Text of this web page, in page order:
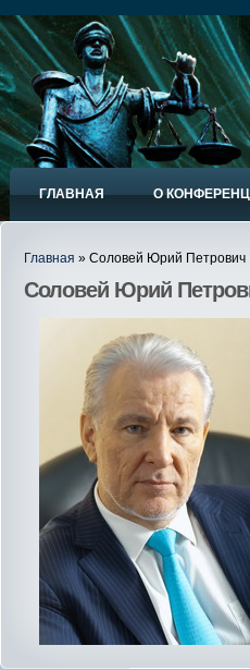
ГЛАВНАЯ О
Главная » Соловей Юрий Петрович
Соловей Юрий